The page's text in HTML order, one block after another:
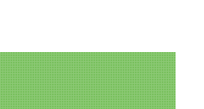
不動産売却成功のコツ